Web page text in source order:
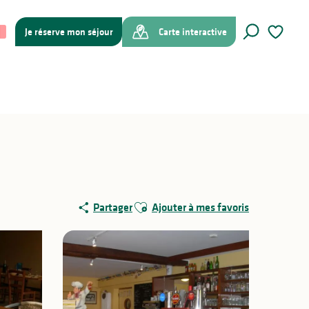
Je réserve mon séjour
Carte interactive
PartagerAjouter aux favoris
Ajouter à mes favoris